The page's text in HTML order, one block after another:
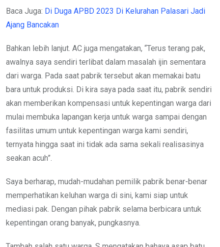
Baca Juga: Di Duga APBD 2023 Di Kelurahan Palasari Jadi
Ajang Bancakan
Bahkan lebih lanjut. AC juga mengatakan, “Terus terang pak,
awalnya saya sendiri terlibat dalam masalah ijin sementara
dari warga. Pada saat pabrik tersebut akan memakai batu
bara untuk produksi. Di kira saya pada saat itu, pabrik sendiri
akan memberikan kompensasi untuk kepentingan warga dari
mulai membuka lapangan kerja untuk warga sampai dengan
fasilitas umum untuk kepentingan warga kami sendiri,
ternyata hingga saat ini tidak ada sama sekali realisasinya
seakan acuh”.
Saya berharap, mudah-mudahan pemilik pabrik benar-benar
memperhatikan keluhan warga di sini, kami siap untuk
mediasi pak. Dengan pihak pabrik selama berbicara untuk
kepentingan orang banyak, pungkasnya.